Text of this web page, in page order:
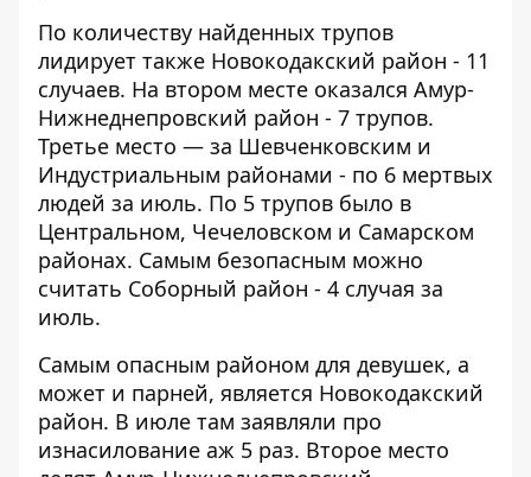
По количеству найденных трупов
лидирует также Новокодакский район - 11
случаев. На втором месте оказался Амур-
Нижнеднепровский район - 7 трупов.
Третье место — за Шевченковским и
Индустриальным районами - по 6 мертвых
людей за июль. По 5 трупов было в
Центральном, Чечеловском и Самарском
районах. Самым безопасным можно
считать Соборный район - 4 случая за
июль.
Самым опасным районом для девушек, а
может и парней, является Новокодакский
район. В июле там заявляли про
изнасилование аж 5 раз. Второе место